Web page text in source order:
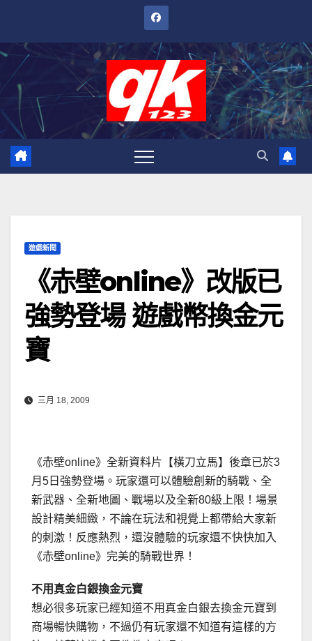
內
遊戲新聞
《赤壁online》改版已
強勢登場 遊戲幣換金元
寶
三月 18, 2009
《赤壁online》全新資料片【橫刀立馬】後章已於3
月5日強勢登場。玩家還可以體驗創新的騎戰、全
新武器、全新地圖、戰場以及全新80級上限！場景
設計精美細緻，不論在玩法和視覺上都帶給大家新
的刺激！反應熱烈，還沒體驗的玩家還不快快加入
《赤壁online》完美的騎戰世界！
不用真金白銀換金元寶
想必很多玩家已經知道不用真金白銀去換金元寶到
商場暢快購物，不過仍有玩家還不知道有這樣的方